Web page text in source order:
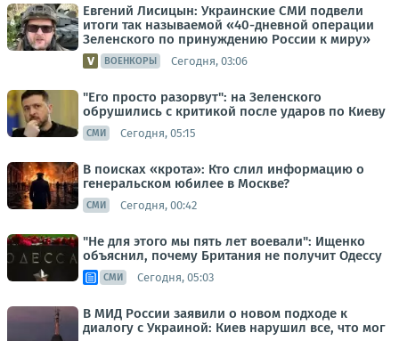
Евгений Лисицын: Украинские СМИ подвели
итоги так называемой «40-дневной операции
Зеленского по принуждению России к миру»
ВОЕНКОРЫ Сегодня, 03:06
"Его просто разорвут": на Зеленского
обрушились с критикой после ударов по Киеву
СМИ Сегодня, 05:15
В поисках «крота»: Кто слил информацию о
генеральском юбилее в Москве?
СМИ Сегодня, 00:42
"Не для этого мы пять лет воевали": Ищенко
объяснил, почему Британия не получит Одессу
СМИ Сегодня, 05:03
В МИД России заявили о новом подходе к
диалогу с Украиной: Киев нарушил все, что мог